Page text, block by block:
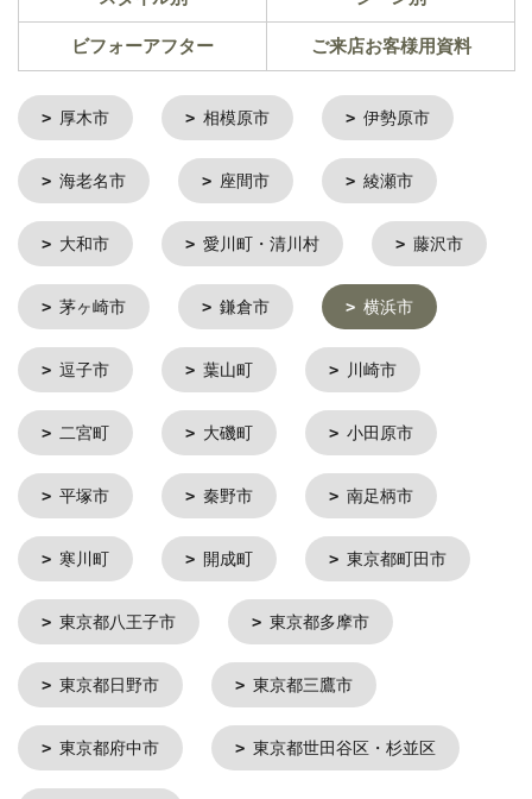
ビフォーアフター ご来店お客様用資料
厚木市 相模原市 伊勢原市
海老名市 座間市 綾瀬市
大和市 愛川町・清川村 藤沢市
茅ヶ崎市 鎌倉市 横浜市
逗子市 葉山町 川崎市
二宮町 大磯町 小田原市
平塚市 秦野市 南足柄市
寒川町 開成町 東京都町田市
東京都八王子市 東京都多摩市
東京都日野市 東京都三鷹市
東京都府中市 東京都世田谷区・杉並区